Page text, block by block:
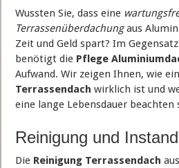
Wussten Sie, dass eine
Terrassenüberdachungaus
Zeit und Geld spart? Im
benötigt die Pflege
Aufwand. Wir zeigen Ihnen, wie
Terrassendach wirklich ist und
eine lange Lebensdauer beachten
Reinigung und
Die Reinigung Terrassendach